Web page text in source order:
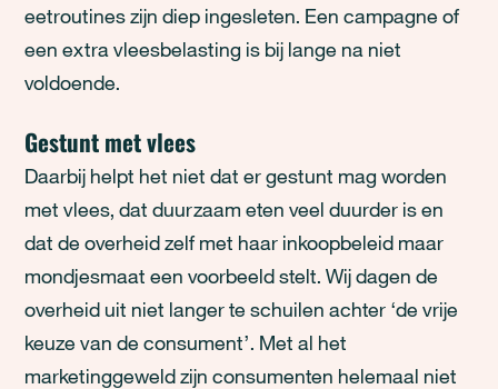
eetroutines zijn diep ingesleten. Een campagne of
een extra vleesbelasting is bij lange na niet
voldoende.
Gestunt met vlees
Daarbij helpt het niet dat er gestunt mag worden
met vlees, dat duurzaam eten veel duurder is en
dat de overheid zelf met haar inkoopbeleid maar
mondjesmaat een voorbeeld stelt. Wij dagen de
overheid uit niet langer te schuilen achter ‘de vrije
keuze van de consument’. Met al het
marketinggeweld zijn consumenten helemaal niet